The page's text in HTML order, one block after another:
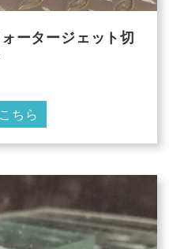
ータージェット切
ちら